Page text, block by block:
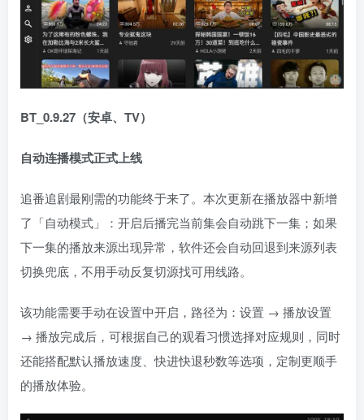
BT_0.9.27（安卓、TV）
自动连播模式正式上线
追番追剧最刚需的功能终于来了。本次更新在播放器中新增
了「自动模式」：开启后播完当前集会自动跳下一集；如果
下一集的播放来源出现异常，软件还会自动回退到来源列表
切换兜底，不用手动反复切源找可用线路。
该功能需要手动在设置中开启，路径为：设置 → 播放设置
→ 播放完成后，可根据自己的观看习惯选择对应规则，同时
还能搭配默认播放速度、快进快退秒数等选项，定制更顺手
的播放体验。